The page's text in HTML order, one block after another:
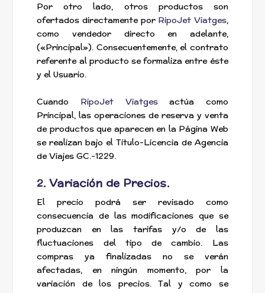
Por otro lado, otros productos son
ofertados directamente por RipoJet Viatges,
como vendedor directo en adelante,
(«Principal»). Consecuentemente, el contrato
referente al producto se formaliza entre éste
y el Usuario.
Cuando RipoJet Viatgesactúa como
Principal, las operaciones de reserva y venta
de productos que aparecen en la Página Web
se realizan bajo el Título-Licencia de Agencia
de Viajes GC.-1229.
2. Variación de Precios.
El precio podrá ser revisado como
consecuencia de las modificaciones que se
produzcan en las tarifas y/o de las
fluctuaciones del tipo de cambio. Las
compras ya finalizadas no se verán
afectadas, en ningún momento, por la
variación de los precios. Tal y como se